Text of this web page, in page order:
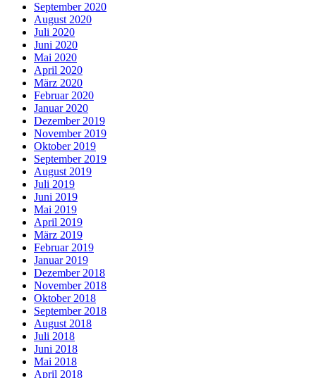
September 2020
August 2020
Juli 2020
Juni 2020
Mai 2020
April 2020
März 2020
Februar 2020
Januar 2020
Dezember 2019
November 2019
Oktober 2019
September 2019
August 2019
Juli 2019
Juni 2019
Mai 2019
April 2019
März 2019
Februar 2019
Januar 2019
Dezember 2018
November 2018
Oktober 2018
September 2018
August 2018
Juli 2018
Juni 2018
Mai 2018
April 2018